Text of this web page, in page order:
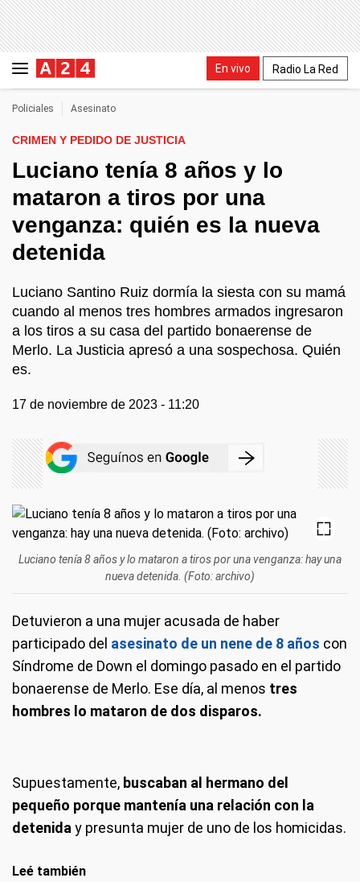
En vivo Radio La Red
Policiales Asesinato
CRIMEN Y PEDIDO DE JUSTICIA
Luciano tenía 8 años y lo
mataron a tiros por una
venganza: quién es la nueva
detenida
Luciano Santino Ruiz dormía la siesta con su mamá
cuando al menos tres hombres armados ingresaron
a los tiros a su casa del partido bonaerense de
Merlo. La Justicia apresó a una sospechosa. Quién
es.
17 de noviembre de 2023 - 11:20
Luciano tenía 8 años y lo mataron a tiros por una venganza: hay una
nueva detenida. (Foto: archivo)
Detuvieron a una mujer acusada de haber
participado del asesinato de un nene de 8 años con
Síndrome de Down el domingo pasado en el partido
bonaerense de Merlo. Ese día, al menos tres
hombres lo mataron de dos disparos.
Supuestamente, buscaban al hermano del
pequeño porque mantenía una relación con la
detenida y presunta mujer de uno de los homicidas.
Leé también